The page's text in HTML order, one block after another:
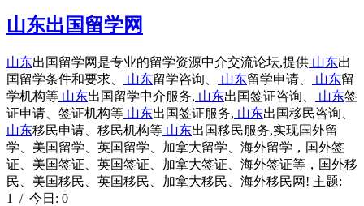
山东出国留学网
山东出国留学网是专业的留学资源中介交流论坛,提供 山东出
国留学条件和要求、
山东留学咨询、 山东留学申请、 山东留
学机构等 山东出国留学中介服务, 山东出国签证咨询、 山东签
证申请、签证机构等 山东出国签证服务, 山东出国移民咨询、
山东移民申请、移民机构等 山东出国移民服务,实现国外留
学、美国留学、英国留学、加拿大留学、海外留学，国外签
证、美国签证、英国签证、加拿大签证、海外签证等，国外移
民、美国移民、英国移民、加拿大移民、海外移民网! 主题:
1 / 今日: 0